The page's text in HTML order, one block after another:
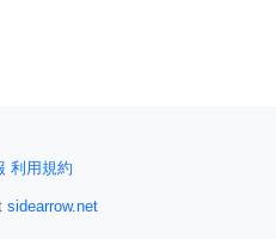
利用規約
sidearrow.net